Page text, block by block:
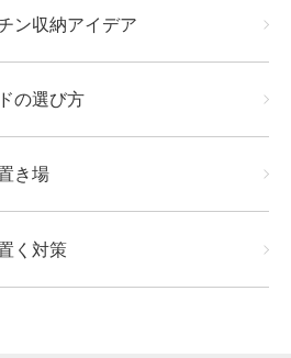
ン収納アイデア
の選び方
き場
く対策